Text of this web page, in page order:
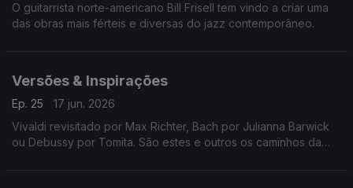
O guitarrista norte-americano Bill Frisell tem vindo a criar uma
das obras mais férteis e diversas do jazz contemporâneo.
Versões & Inspirações
Ep. 25
17 jun. 2026
Vivaldi revisitado por Max Richter, Bach por Julianna Barwick
ou Debussy por Tomita. São estes e outros os caminhos da